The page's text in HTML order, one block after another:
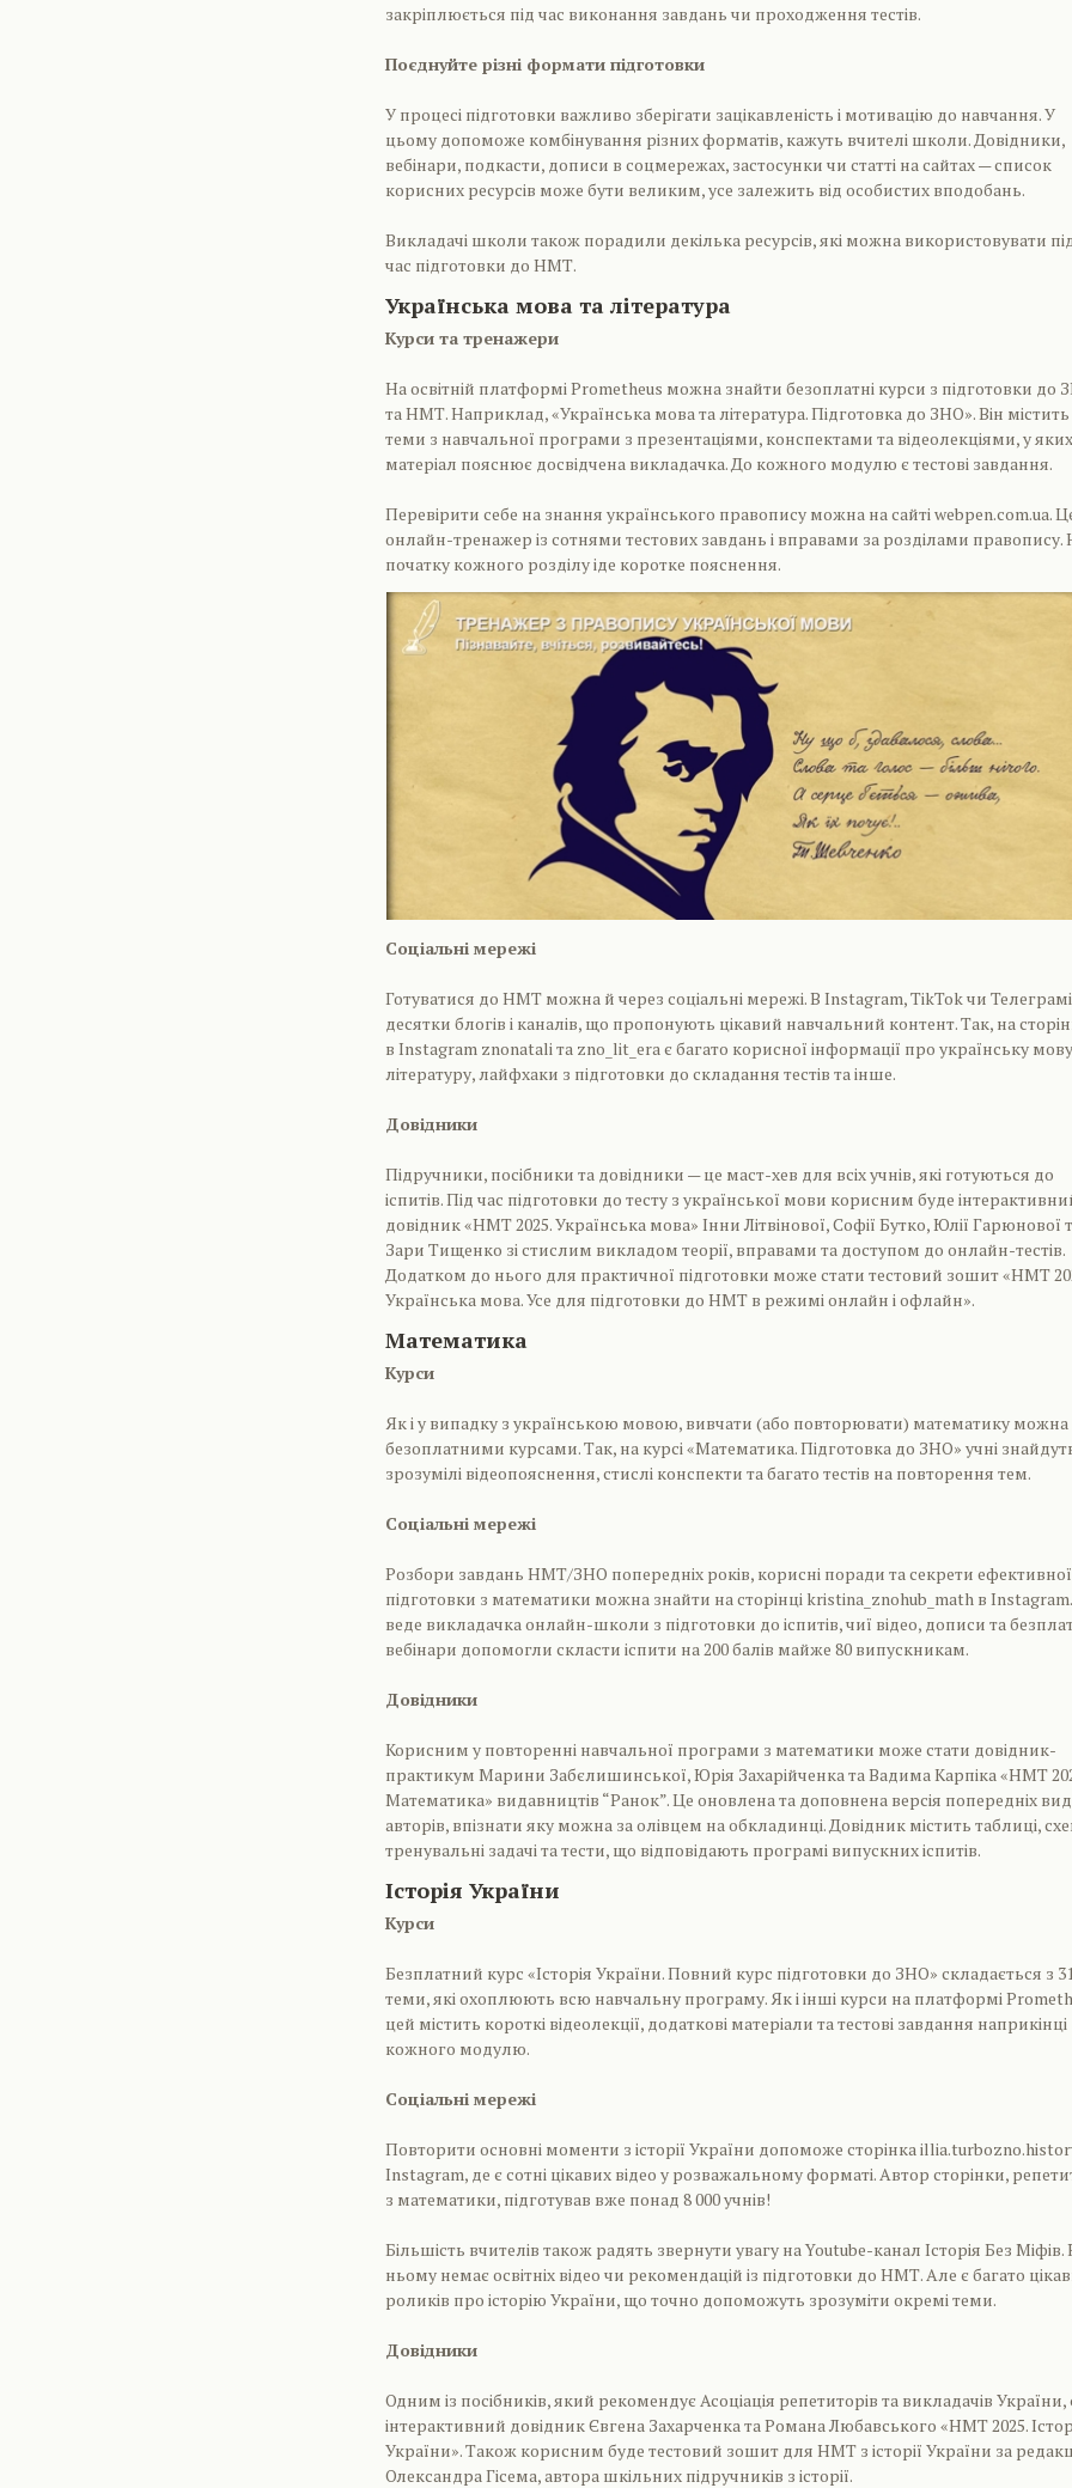
закріплюється під час виконання завдань чи проходження тестів.
Поєднуйте різні формати підготовки
У процесі підготовки важливо зберігати зацікавленість і мотивацію до навчання. У
цьому допоможе комбінування різних форматів, кажуть вчителі школи. Довідники,
вебінари, подкасти, дописи в соцмережах, застосунки чи статті на сайтах — список
корисних ресурсів може бути великим, усе залежить від особистих вподобань.
Викладачі школи також порадили декілька ресурсів, які можна використовувати
час підготовки до НМТ.
Українська мова та література
Курси та тренажери
На освітній платформі Prometheus можна знайти безоплатні курси з підготовки до
та НМТ. Наприклад, «Українська мова та література. Підготовка до ЗНО». Він містить
теми з навчальної програми з презентаціями, конспектами та відеолекціями, у яких
матеріал пояснює досвідчена викладачка. До кожного модулю є тестові завдання.
Перевірити себе на знання українського правопису можна на сайті webpen.com.ua.
онлайн-тренажер із сотнями тестових завдань і вправами за розділами правопису.
початку кожного розділу іде коротке пояснення.
Соціальні мережі
Готуватися до НМТ можна й через соціальні мережі. В Instagram, TikTok чи
десятки блогів і каналів, що пропонують цікавий навчальний контент. Так, на
в Instagram znonatali та zno_lit_era є багато корисної інформації про українську
літературу, лайфхаки з підготовки до складання тестів та інше.
Довідники
Підручники, посібники та довідники — це маст-хев для всіх учнів, які готуються до
іспитів. Під час підготовки до тесту з української мови корисним буде
довідник «НМТ 2025. Українська мова» Інни Літвінової, Софії Бутко, Юлії Гарюнової
Зари Тищенко зі стислим викладом теорії, вправами та доступом до онлайн-тестів.
Додатком до нього для практичної підготовки може стати тестовий зошит «НМТ
Українська мова. Усе для підготовки до НМТ в режимі онлайн і офлайн».
Математика
Курси
Як і у випадку з українською мовою, вивчати (або повторювати) математику можна
безоплатними курсами. Так, на курсі «Математика. Підготовка до ЗНО» учні
зрозумілі відеопояснення, стислі конспекти та багато тестів на повторення тем.
Соціальні мережі
Розбори завдань НМТ/ЗНО попередніх років, корисні поради та секрети ефективної
підготовки з математики можна знайти на сторінці kristina_znohub_math в Instagram.
веде викладачка онлайн-школи з підготовки до іспитів, чиї відео, дописи та
вебінари допомогли скласти іспити на 200 балів майже 80 випускникам.
Довідники
Корисним у повторенні навчальної програми з математики може стати довідник-
практикум Марини Забєлишинської, Юрія Захарійченка та Вадима Карпіка «НМТ
Математика» видавництів “Ранок”. Це оновлена та доповнена версія попередніх
авторів, впізнати яку можна за олівцем на обкладинці. Довідник містить таблиці,
тренувальні задачі та тести, що відповідають програмі випускних іспитів.
Історія України
Курси
Безплатний курс «Історія України. Повний курс підготовки до ЗНО» складається з
теми, які охоплюють всю навчальну програму. Як і інші курси на платформі
цей містить короткі відеолекції, додаткові матеріали та тестові завдання наприкінці
кожного модулю.
Соціальні мережі
Повторити основні моменти з історії України допоможе сторінка
Instagram, де є сотні цікавих відео у розважальному форматі. Автор сторінки,
з математики, підготував вже понад 8 000 учнів!
Більшість вчителів також радять звернути увагу на Youtube-канал Історія Без Міфів.
ньому немає освітніх відео чи рекомендацій із підготовки до НМТ. Але є багато
роликів про історію України, що точно допоможуть зрозуміти окремі теми.
Довідники
Одним із посібників, який рекомендує Асоціація репетиторів та викладачів України,
інтерактивний довідник Євгена Захарченка та Романа Любавського «НМТ 2025.
України». Також корисним буде тестовий зошит для НМТ з історії України за
Олександра Гісема, автора шкільних підручників з історії.